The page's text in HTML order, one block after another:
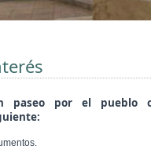
paseo por el pueblo